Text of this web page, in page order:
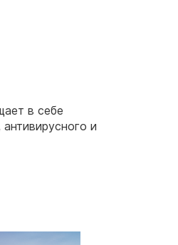
в себе
и